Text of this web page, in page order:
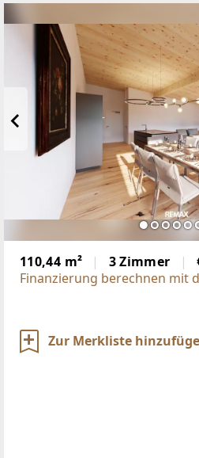
110,44 m² 3 Zimmer
Finanzierung berechnen mit
Zur Merkliste